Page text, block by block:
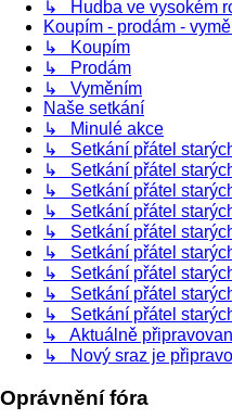
↳ Hudba ve vysokém
Koupím - prodám -
↳ Koupím
↳ Prodám
↳ Vyměním
Naše setkání
↳ Minulé akce
↳ Setkání přátel
↳ Setkání přátel
↳ Setkání přátel
↳ Setkání přátel
↳ Setkání přátel
↳ Setkání přátel
↳ Setkání přátel
↳ Setkání přátel
↳ Setkání přátel
↳ Aktuálně
↳ Nový sraz je
Oprávnění fóra